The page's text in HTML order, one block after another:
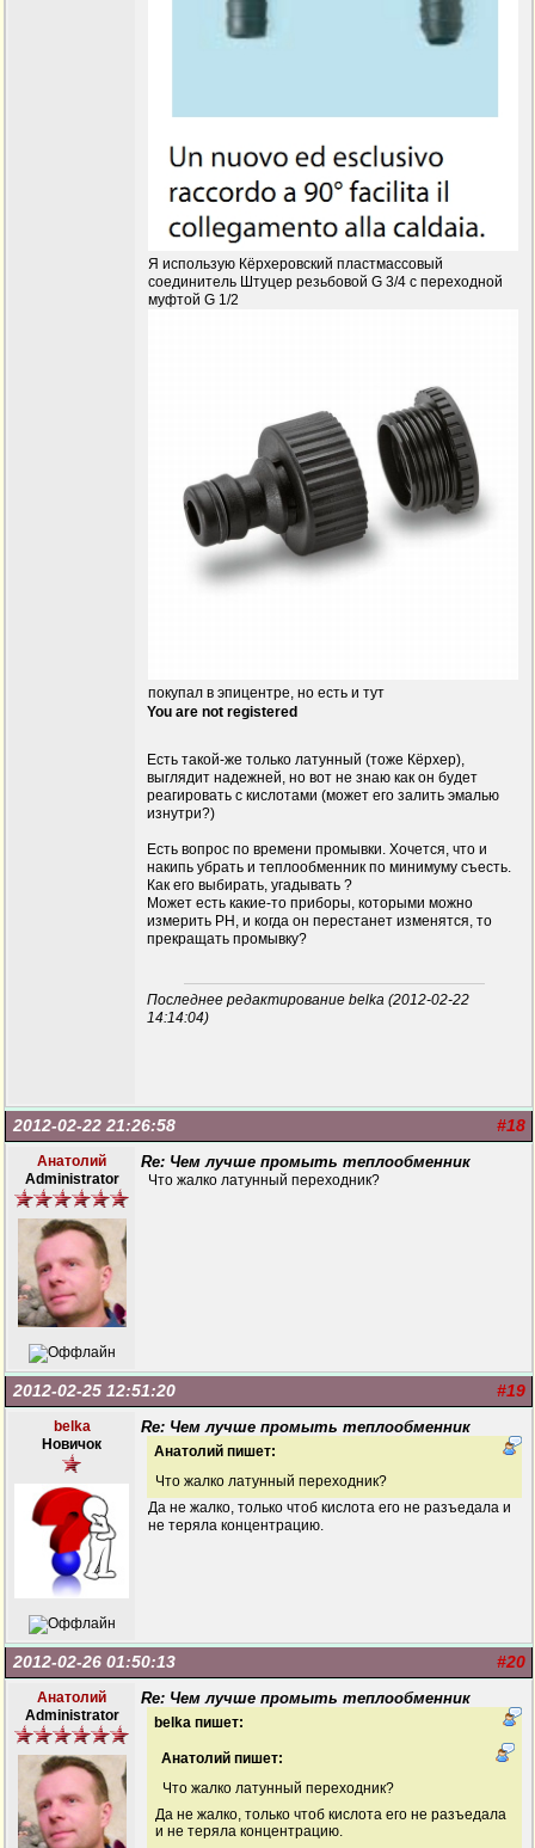
Я использую Кёрхеровский пластмассовый
соединитель Штуцер резьбовой G 3/4 с переходной
муфтой G 1/2
покупал в эпицентре, но есть и тут
You are not registered
Есть такой-же только латунный (тоже Кёрхер),
выглядит надежней, но вот не знаю как он будет
реагировать с кислотами (может его залить эмалью
изнутри?)
Есть вопрос по времени промывки. Хочется, что и
накипь убрать и теплообменник по минимуму съесть.
Как его выбирать, угадывать ?
Может есть какие-то приборы, которыми можно
измерить PH, и когда он перестанет изменятся, то
прекращать промывку?
Последнее редактирование belka (2012-02-22
14:14:04)
#18
2012-02-22 21:26:58
Анатолий
Administrator
Re: Чем лучше промыть теплообменник
Что жалко латунный переходник?
#19
2012-02-25 12:51:20
belka
Новичок
Re: Чем лучше промыть теплообменник
Анатолий пишет:
Что жалко латунный переходник?
Да не жалко, только чтоб кислота его не разъедала и
не теряла концентрацию.
#20
2012-02-26 01:50:13
Анатолий
Administrator
Re: Чем лучше промыть теплообменник
belka пишет:
Анатолий пишет:
Что жалко латунный переходник?
Да не жалко, только чтоб кислота его не разъедала
и не теряла концентрацию.